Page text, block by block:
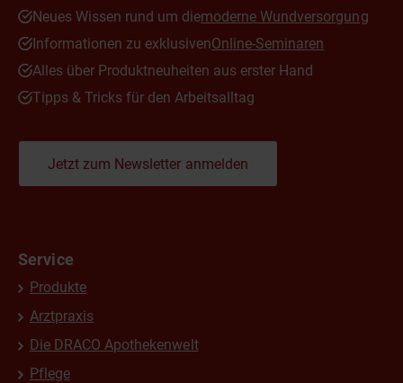
Neues Wissen rund um diemoderne Wundversorgung
Informationen zu exklusivenOnline-Seminaren
Alles über Produktneuheiten aus erster Hand
Tipps & Tricks für den Arbeitsalltag
Jetzt zum Newsletter anmelden
Service
Produkte
Arztpraxis
Die DRACO Apothekenwelt
Pflege